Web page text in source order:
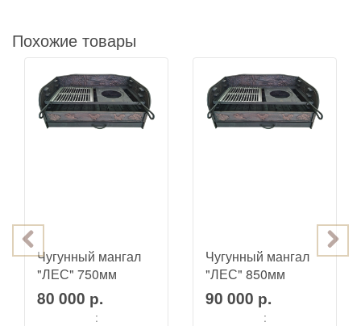
Похожие товары
Чугунный мангал
"ЛЕС" 750мм
80 000 р.
:
Чугунный мангал
"ЛЕС" 850мм
90 000 р.
: